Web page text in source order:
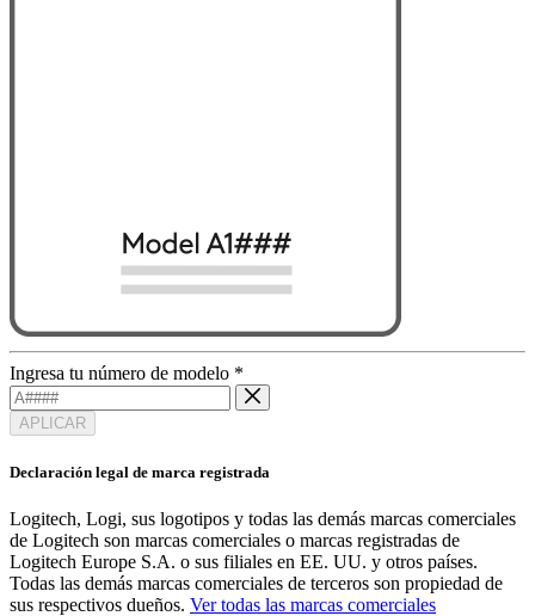
Ingresa tu número de modelo *
APLICAR
Declaración legal de marca registrada
Logitech, Logi, sus logotipos y todas las demás marcas comerciales
de Logitech son marcas comerciales o marcas registradas de
Logitech Europe S.A. o sus filiales en EE. UU. y otros países.
Todas las demás marcas comerciales de terceros son propiedad de
sus respectivos dueños. Ver todas las marcas comerciales